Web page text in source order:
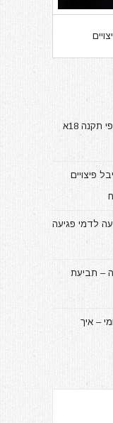
נכה נזקק בביטוח לאומי – תביעה לפי תקנה 18א
פיצויים
תביעה לדמי פגיעה
– תביעת
– איך